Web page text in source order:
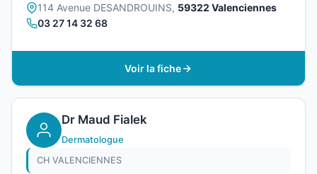
114 Avenue DESANDROUINS, 59322 Valenciennes
03 27 14 32 68
Voir la fiche
Dr Maud Fialek
Dermatologue
CH VALENCIENNES